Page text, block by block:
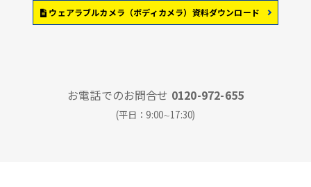
ウェアラブルカメラ（ボディカメラ）資料ダウンロード
お電話でのお問合せ 0120-972-655
(平日：9:00∼17:30)